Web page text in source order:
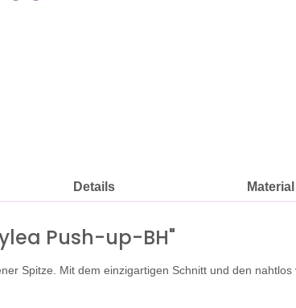
Details
Push-up-BH"
Spitze. Mit dem einzigartigen Schnitt und den